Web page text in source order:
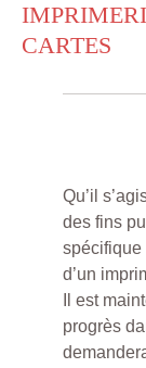
CARTES
Qu’il
des fins
spécifique
d’un
Il est
progrès